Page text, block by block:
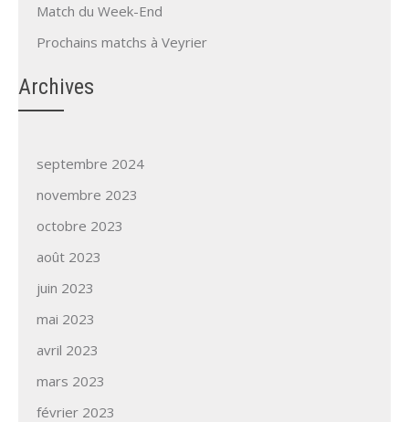
Match du Week-End
Prochains matchs à Veyrier
Archives
septembre 2024
novembre 2023
octobre 2023
août 2023
juin 2023
mai 2023
avril 2023
mars 2023
février 2023